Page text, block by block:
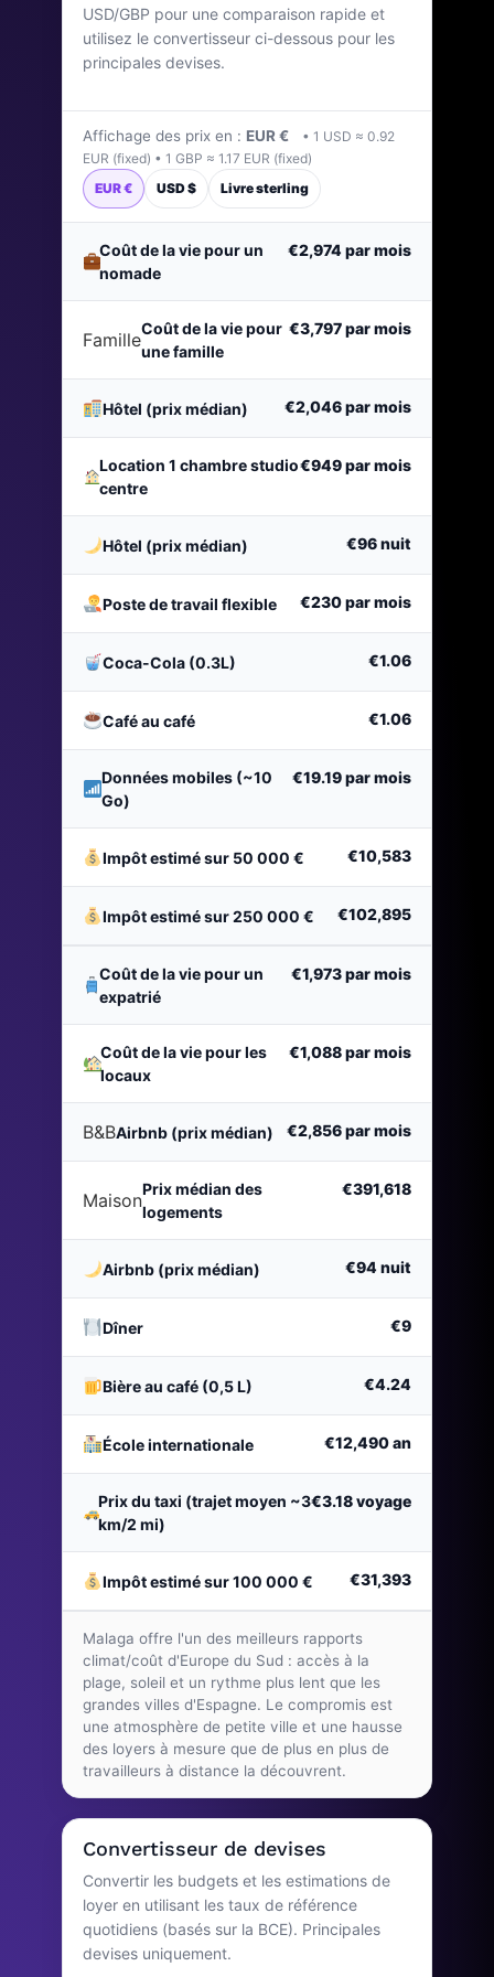
Dernière mise à jour : avril 2026
USD/GBP pour une comparaison rapide et
utilisez le convertisseur ci-dessous pour les
principales devises.
Affichage des prix en : EUR €
• 1 USD ≈ 0.92
EUR (fixed) • 1 GBP ≈ 1.17 EUR (fixed)
EUR €
USD $ Livre sterling
Coût de la vie pour un
nomade
€2,974par mois
Famille
Coût de la vie pour
une famille
€3,797par mois
Hôtel (prix médian) €2,046par mois
Location 1 chambre studio
centre
€949par mois
Hôtel (prix médian) €96nuit
Poste de travail flexible €230par mois
Coca-Cola (0.3L) €1.06
Café au café €1.06
Données mobiles (~10
Go)
€19.19par mois
Impôt estimé sur 50 000 € €10,583
Impôt estimé sur 250 000 € €102,895
Coût de la vie pour un
expatrié
€1,973par mois
Coût de la vie pour les
locaux
€1,088par mois
B&BAirbnb (prix médian) €2,856par mois
Maison
Prix médian des
logements
€391,618
Airbnb (prix médian) €94nuit
Dîner €9
Bière au café (0,5 L) €4.24
École internationale €12,490an
Prix du taxi (trajet moyen ~3
km/2 mi)
€3.18voyage
Impôt estimé sur 100 000 € €31,393
Malaga offre l'un des meilleurs rapports
climat/coût d'Europe du Sud : accès à la
plage, soleil et un rythme plus lent que les
grandes villes d'Espagne. Le compromis est
une atmosphère de petite ville et une hausse
des loyers à mesure que de plus en plus de
travailleurs à distance la découvrent.
Convertisseur de devises
Convertir les budgets et les estimations de
loyer en utilisant les taux de référence
quotidiens (basés sur la BCE). Principales
devises uniquement.